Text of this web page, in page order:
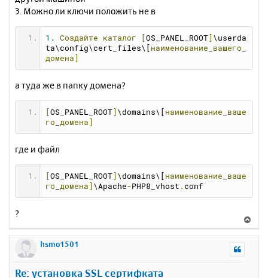
3. Можно ли ключи положить не в
1. Создайте каталог OS_PANEL_ROOT \userda
ta\config\cert_files\[ наименование вашего
домена]
а туда же в папку домена?
OS_PANEL_ROOT \domains\[ наименование
ваше
го домена]
где и файл
OS_PANEL_ROOT \domains\[ наименование
ваше
го домена] \Apache-PHP8_vhost . conf
?
е
hsmo1501
Re: установка SSL сертифката